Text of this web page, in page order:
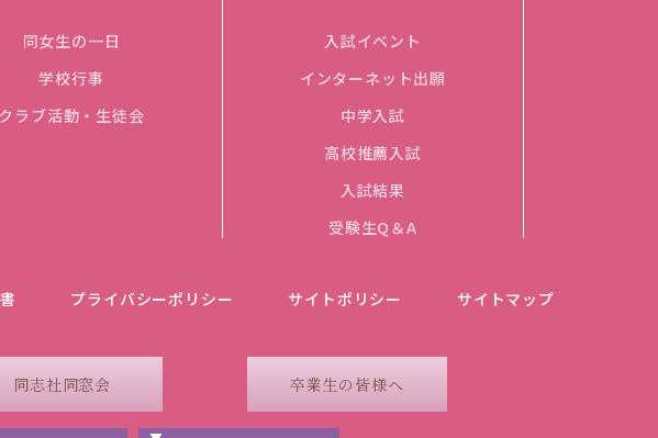
同女生の一日
学校行事
クラブ活動・生徒会
入試イベント
インターネット出願
中学入試
高校推薦入試
入試結果
受験生Q＆A
プライバシーポリシー サイトポリシー サイトマップ
同志社同窓会 卒業生の皆様へ